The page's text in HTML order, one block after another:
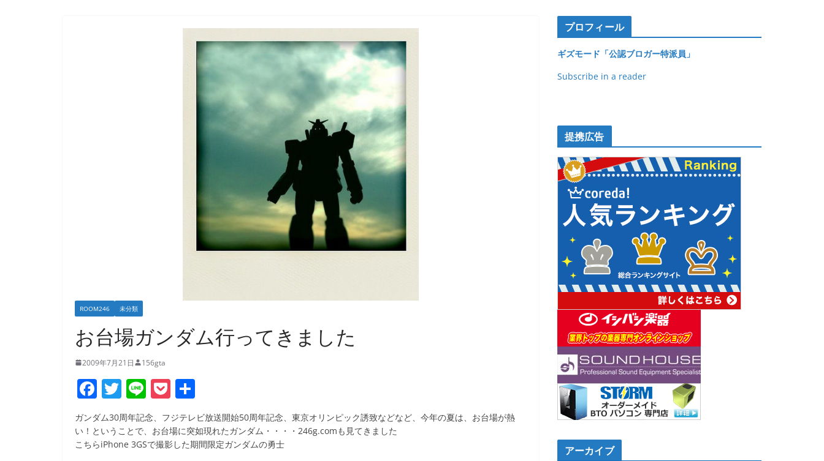
ROOM246 未分類
お台場ガンダム行ってきました
2009年7月21日 156gta
F
a
c
e
T
w
itt
er
Li
n
e
P
o
ck
et
有
ガンダム30周年記念、フジテレビ放送開始50周年記念、東京オリンピック誘致などなど、今年の夏は、お台場が熱
い！ということで、お台場に突如現れたガンダム・・・・246g.comも見てきました
こちらiPhone 3GSで撮影した期間限定ガンダムの勇士
プロフィール
ギズモード「公認ブロガー特派員」
Subscribe in a reader
提携広告
アーカイブ